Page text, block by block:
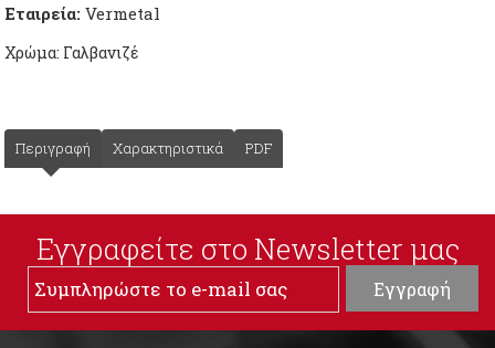
Εταιρεία: Vermetal
Χρώμα: Γαλβανιζέ
Περιγραφή Χαρακτηριστικά PDF
Εγγραφείτε στο Νewsletter μας